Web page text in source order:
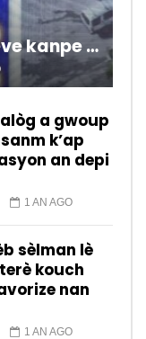
Popilasyon an dwe leve kanpe pou chanje sitiyasyon kawotik l’ap viv nan peyi a.
a gwoup
k’ap
an depi
1 AN AGO
sèlman lè
kouch
nan
1 AN AGO